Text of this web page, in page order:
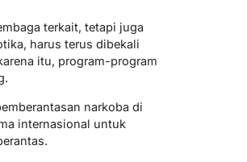
terkait, tetapi juga
harus terus dibekali
itu, program-program
narkoba di
internasional untuk